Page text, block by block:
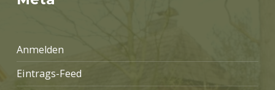
Anmelden
Eintrags-Feed